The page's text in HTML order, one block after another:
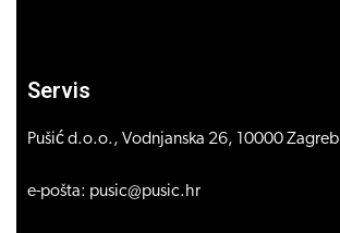
Servis
Pušić d.o.o., Vodnjanska 26, 10000 Zagreb
e-pošta: pusic@pusic.hr